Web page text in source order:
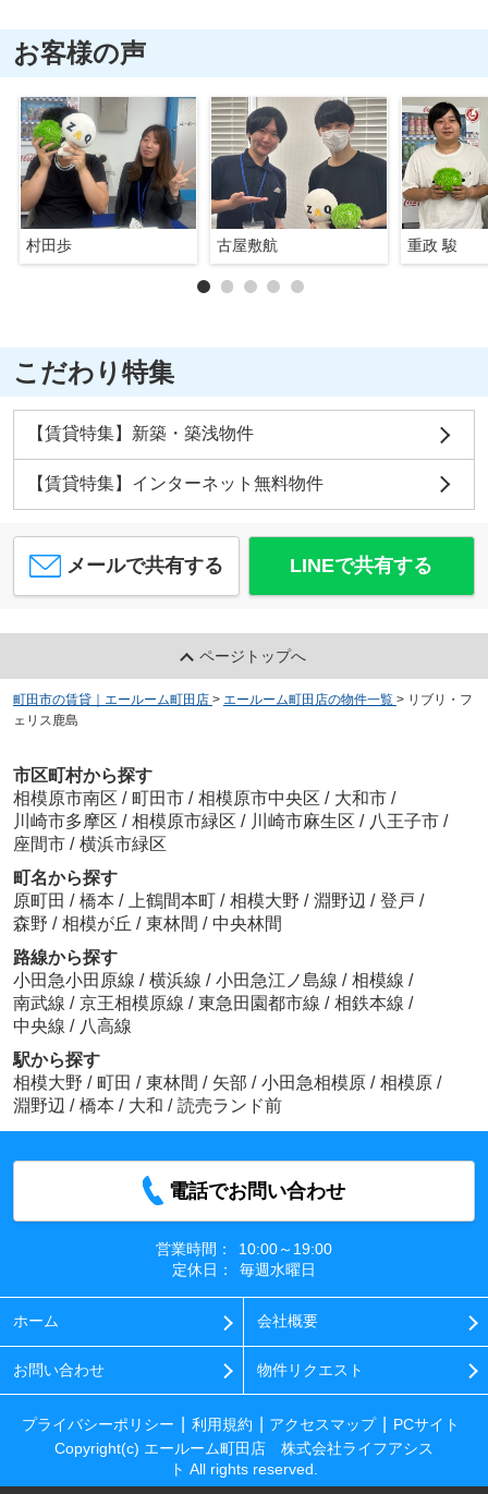
お客様の声
村田歩 古屋敷航 重政 駿
こだわり特集
【賃貸特集】新築・築浅物件
【賃貸特集】インターネット無料物件
メールで共有する LINEで共有する
ページトップへ
町田市の賃貸｜エールーム町田店 > エールーム町田店の物件一覧 > リブリ・フ
ェリス鹿島
市区町村から探す
相模原市南区 / 町田市 / 相模原市中央区 / 大和市 /
川崎市多摩区 / 相模原市緑区 / 川崎市麻生区 / 八王子市 /
座間市 / 横浜市緑区
町名から探す
原町田 / 橋本 / 上鶴間本町 / 相模大野 / 淵野辺 / 登戸 /
森野 / 相模が丘 / 東林間 / 中央林間
路線から探す
小田急小田原線 / 横浜線 / 小田急江ノ島線 / 相模線 /
南武線 / 京王相模原線 / 東急田園都市線 / 相鉄本線 /
中央線 / 八高線
駅から探す
相模大野 / 町田 / 東林間 / 矢部 / 小田急相模原 / 相模原 /
淵野辺 / 橋本 / 大和 / 読売ランド前
電話でお問い合わせ
営業時間：
10:00～19:00
定休日：
毎週水曜日
ホーム 会社概要
お問い合わせ 物件リクエスト
プライバシーポリシー 利用規約 アクセスマップ
PCサイト
Copyright(c) エールーム町田店 株式会社ライフアシス
ト All rights reserved.